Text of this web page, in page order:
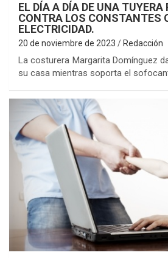
EL DÍA A DÍA DE UNA TUYERA
CONTRA LOS CONSTANTES
ELECTRICIDAD.
20 de noviembre de 2023 Redacción
La costurera Margarita Domínguez
su casa mientras soporta el